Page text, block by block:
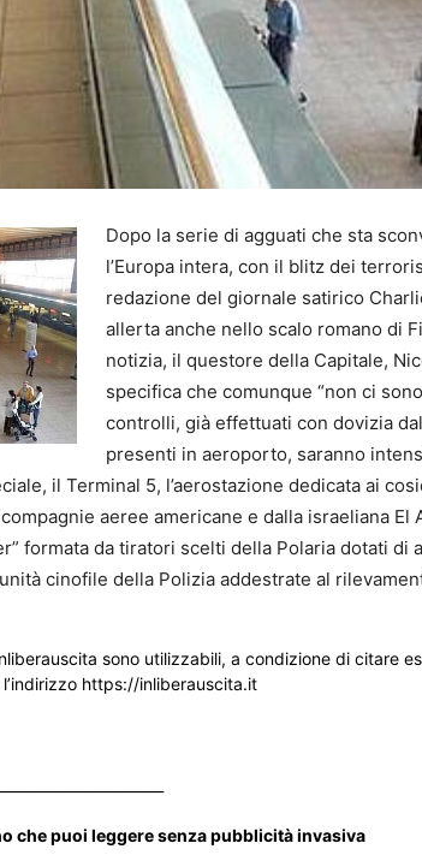
Dopo la serie di agguati che sta
l’Europa intera, con il blitz dei
redazione del giornale satirico
allerta anche nello scalo romano di
notizia, il questore della Capitale,
specifica che comunque “non ci
controlli, già effettuati con dovizia
presenti in aeroporto, saranno
il Terminal 5, l’aerostazione dedicata ai
aeree americane e dalla israeliana El
formata da tiratori scelti della Polaria dotati di
cinofile della Polizia addestrate al
sono utilizzabili, a condizione di citare
https://inliberauscita.it
che puoi leggere senza pubblicità invasiva